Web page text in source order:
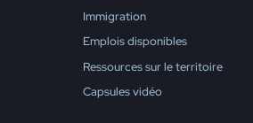
Immigration
Emplois disponibles
Ressources sur le territoire
Capsules vidéo